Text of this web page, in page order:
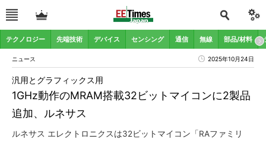
テクノロジー 先端技術 デバイス センシング 通信 無線 部品/材料
ニュース 2025年10月24日
1GHz動作のMRAM搭載32ビットマイコンに2製品
追加、ルネサス
汎用とグラフィックス用
ルネサス エレクトロニクスは32ビットマイコン「RAファミリ